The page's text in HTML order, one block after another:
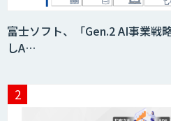
富士ソフト、「Gen.2 AI事業戦
しA…